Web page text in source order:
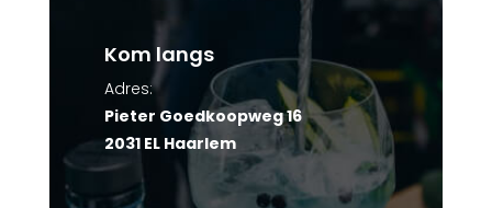
Kom langs
Adres:
Pieter Goedkoopweg 16
2031 EL Haarlem